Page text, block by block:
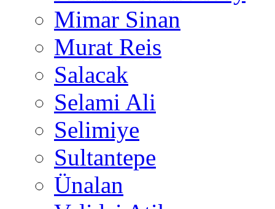
Mimar Sinan
Murat Reis
Salacak
Selami Ali
Selimiye
Sultantepe
Ünalan